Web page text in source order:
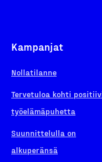
Kampanjat
Nollatilanne
Tervetuloa kohti
työelämäpuhetta
Suunnittelulla on
alkuperänsä